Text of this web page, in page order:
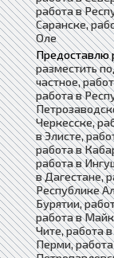
работа в
Саранске,
Оле
Предоставлю
разместить
частное,
работа в
Черкесске,
в Элисте,
работа в
работа в
в Дагестане,
Республике
Бурятии,
работа в
Чите, работа
Перми,